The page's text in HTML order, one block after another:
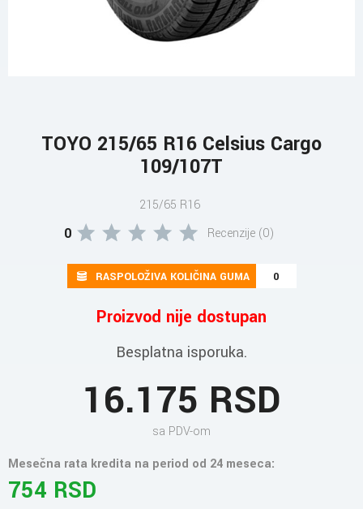
TOYO 215/65 R16 Celsius Cargo
109/107T
215/65 R16
0 Recenzije (0)
RASPOLOŽIVA KOLIČINA GUMA 0
Proizvod nije dostupan
Besplatna isporuka.
16.175 RSD
sa PDV-om
Mesečna rata kredita na period od 24 meseca:
754 RSD